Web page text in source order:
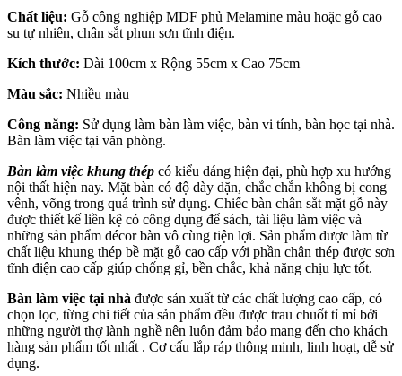
Chất liệu: Gỗ công nghiệp MDF phủ Melamine màu hoặc gỗ cao
su tự nhiên, chân sắt phun sơn tĩnh điện.
Kích thước: Dài 100cm x Rộng 55cm x Cao 75cm
Màu sắc: Nhiều màu
Công năng: Sử dụng làm bàn làm việc, bàn vi tính, bàn học tại nhà.
Bàn làm việc tại văn phòng.
Bàn làm việc khung thép có kiểu dáng hiện đại, phù hợp xu hướng
nội thất hiện nay. Mặt bàn có độ dày dặn, chắc chắn không bị cong
vênh, võng trong quá trình sử dụng. Chiếc bàn chân sắt mặt gỗ này
được thiết kế liền kệ có công dụng để sách, tài liệu làm việc và
những sản phẩm décor bàn vô cùng tiện lợi. Sản phẩm được làm từ
chất liệu khung thép bề mặt gỗ cao cấp với phần chân thép được sơn
tĩnh điện cao cấp giúp chống gỉ, bền chắc, khả năng chịu lực tốt.
Bàn làm việc tại nhà được sản xuất từ các chất lượng cao cấp, có
chọn lọc, từng chi tiết của sản phẩm đều được trau chuốt tỉ mỉ bởi
những người thợ lành nghề nên luôn đảm bảo mang đến cho khách
hàng sản phẩm tốt nhất . Cơ cấu lắp ráp thông minh, linh hoạt, dễ sử
dụng.